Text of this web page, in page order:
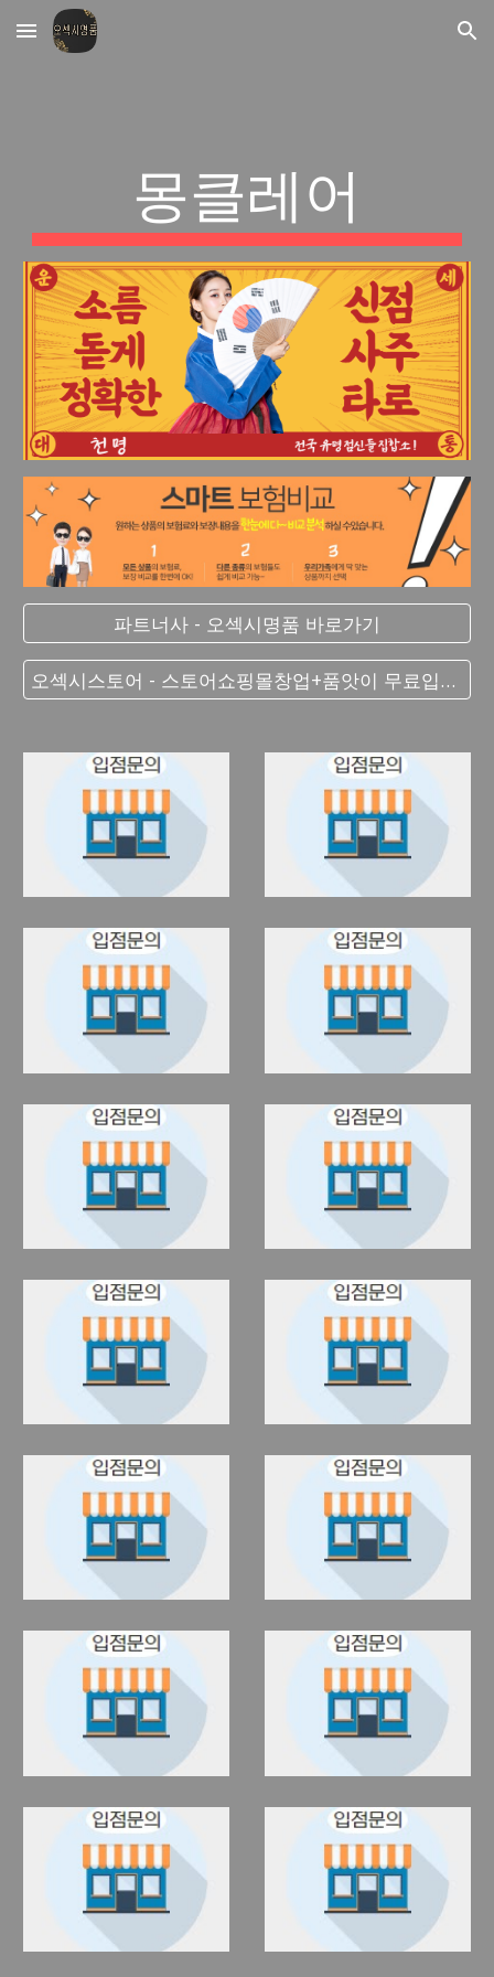
Skip to main content Skip to navigation
몽클레어
파트너사 - 오섹시명품 바로가기
오섹시스토어 - 스토어쇼핑몰창업+품앗이 무료입점 대박